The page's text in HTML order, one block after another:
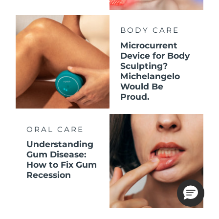
BODY CARE
Microcurrent
Device for Body
Sculpting?
Michelangelo
Would Be
Proud.
ORAL CARE
Understanding
Gum Disease:
How to Fix Gum
Recession